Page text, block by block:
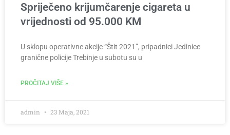
Spriječeno krijumčarenje cigareta u
vrijednosti od 95.000 KM
U sklopu operativne akcije “Štit 2021”, pripadnici Jedinice
granične policije Trebinje u subotu su u
PROČITAJ VIŠE »
admin 23 Maja, 2021